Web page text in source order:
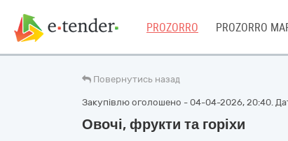
PROZORRO PROZORRO
Повернутись назад
Закупівлю оголошено - 04-04-2026, 20:40.
Овочі, фрукти та горіхи